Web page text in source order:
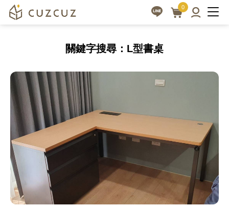
0
cuzcuz
覺
化
訂
做
家
具
平
台
3D
線
製
生
活
更
美
好
關鍵字搜尋：L型書桌